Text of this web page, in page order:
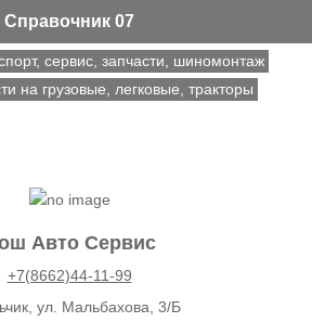
Справочник 07
сервис, запчасти, шиномонтаж
на грузовые, легковые, тракторы
Авто Сервис
+7(8662)44-11-99
ул. Мальбахова, 3/Б